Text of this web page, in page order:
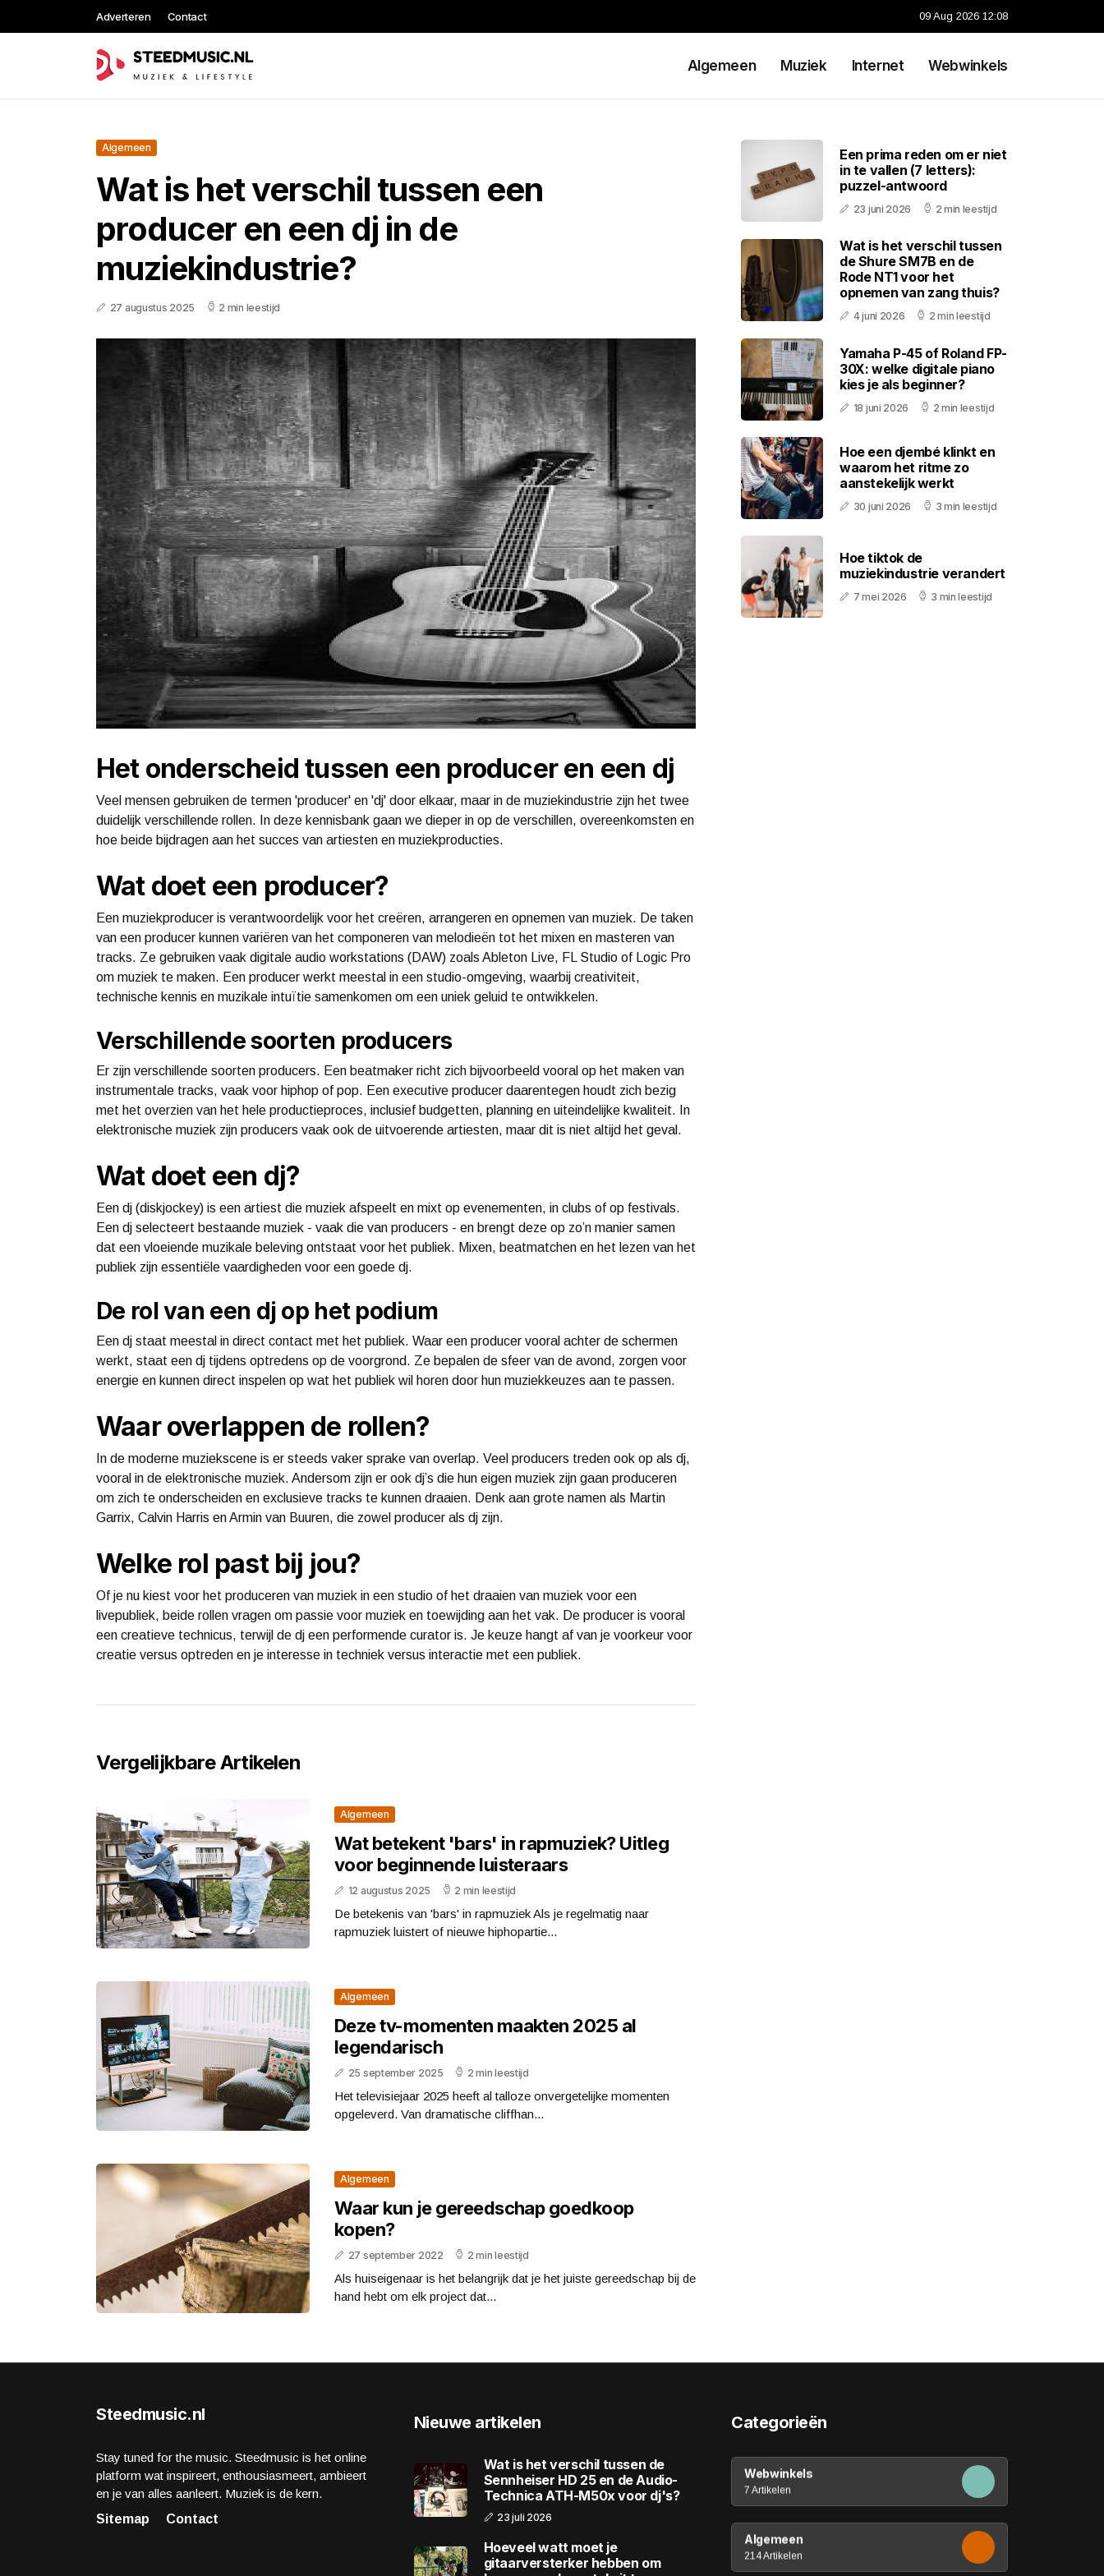
Adverteren Contact 09 Aug 2026 12:08
Algemeen Muziek Internet Webwinkels
Algemeen
Wat is het verschil tussen een
producer en een dj in de
muziekindustrie?
27 augustus 2025 2 min leestijd
Het onderscheid tussen een producer en een dj
Veel mensen gebruiken de termen 'producer' en 'dj' door elkaar, maar in de muziekindustrie zijn het twee
duidelijk verschillende rollen. In deze kennisbank gaan we dieper in op de verschillen, overeenkomsten en
hoe beide bijdragen aan het succes van artiesten en muziekproducties.
Wat doet een producer?
Een muziekproducer is verantwoordelijk voor het creëren, arrangeren en opnemen van muziek. De taken
van een producer kunnen variëren van het componeren van melodieën tot het mixen en masteren van
tracks. Ze gebruiken vaak digitale audio workstations (DAW) zoals Ableton Live, FL Studio of Logic Pro
om muziek te maken. Een producer werkt meestal in een studio-omgeving, waarbij creativiteit,
technische kennis en muzikale intuïtie samenkomen om een uniek geluid te ontwikkelen.
Verschillende soorten producers
Er zijn verschillende soorten producers. Een beatmaker richt zich bijvoorbeeld vooral op het maken van
instrumentale tracks, vaak voor hiphop of pop. Een executive producer daarentegen houdt zich bezig
met het overzien van het hele productieproces, inclusief budgetten, planning en uiteindelijke kwaliteit. In
elektronische muziek zijn producers vaak ook de uitvoerende artiesten, maar dit is niet altijd het geval.
Wat doet een dj?
Een dj (diskjockey) is een artiest die muziek afspeelt en mixt op evenementen, in clubs of op festivals.
Een dj selecteert bestaande muziek - vaak die van producers - en brengt deze op zo’n manier samen
dat een vloeiende muzikale beleving ontstaat voor het publiek. Mixen, beatmatchen en het lezen van het
publiek zijn essentiële vaardigheden voor een goede dj.
De rol van een dj op het podium
Een dj staat meestal in direct contact met het publiek. Waar een producer vooral achter de schermen
werkt, staat een dj tijdens optredens op de voorgrond. Ze bepalen de sfeer van de avond, zorgen voor
energie en kunnen direct inspelen op wat het publiek wil horen door hun muziekkeuzes aan te passen.
Waar overlappen de rollen?
In de moderne muziekscene is er steeds vaker sprake van overlap. Veel producers treden ook op als dj,
vooral in de elektronische muziek. Andersom zijn er ook dj’s die hun eigen muziek zijn gaan produceren
om zich te onderscheiden en exclusieve tracks te kunnen draaien. Denk aan grote namen als Martin
Garrix, Calvin Harris en Armin van Buuren, die zowel producer als dj zijn.
Welke rol past bij jou?
Of je nu kiest voor het produceren van muziek in een studio of het draaien van muziek voor een
livepubliek, beide rollen vragen om passie voor muziek en toewijding aan het vak. De producer is vooral
een creatieve technicus, terwijl de dj een performende curator is. Je keuze hangt af van je voorkeur voor
creatie versus optreden en je interesse in techniek versus interactie met een publiek.
Vergelijkbare Artikelen
Algemeen
Wat betekent 'bars' in rapmuziek? Uitleg
voor beginnende luisteraars
12 augustus 2025 2 min leestijd
De betekenis van 'bars' in rapmuziek Als je regelmatig naar
rapmuziek luistert of nieuwe hiphopartie...
Algemeen
Deze tv-momenten maakten 2025 al
legendarisch
25 september 2025 2 min leestijd
Het televisiejaar 2025 heeft al talloze onvergetelijke momenten
opgeleverd. Van dramatische cliffhan...
Algemeen
Waar kun je gereedschap goedkoop
kopen?
27 september 2022 2 min leestijd
Als huiseigenaar is het belangrijk dat je het juiste gereedschap bij de
hand hebt om elk project dat...
Een prima reden om er niet
in te vallen (7 letters):
puzzel-antwoord
23 juni 2026 2 min leestijd
Wat is het verschil tussen
de Shure SM7B en de
Rode NT1 voor het
opnemen van zang thuis?
4 juni 2026 2 min leestijd
Yamaha P-45 of Roland FP-
30X: welke digitale piano
kies je als beginner?
18 juni 2026 2 min leestijd
Hoe een djembé klinkt en
waarom het ritme zo
aanstekelijk werkt
30 juni 2026 3 min leestijd
Hoe tiktok de
muziekindustrie verandert
7 mei 2026 3 min leestijd
Steedmusic.nl
Stay tuned for the music. Steedmusic is het online
platform wat inspireert, enthousiasmeert, ambieert
en je van alles aanleert. Muziek is de kern.
Sitemap
Contact
Nieuwe artikelen
Wat is het verschil tussen de
Sennheiser HD 25 en de Audio-
Technica ATH-M50x voor dj's?
23 juli 2026
Hoeveel watt moet je
gitaarversterker hebben om
Categorieën
Webwinkels
7 Artikelen
Algemeen
214 Artikelen